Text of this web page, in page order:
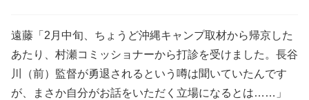
遠藤「2月中旬、ちょうど沖縄キャンプ取材から帰京した
あたり、村瀬コミッショナーから打診を受けました。長谷
川（前）監督が勇退されるという噂は聞いていたんです
が、まさか自分がお話をいただく立場になるとは……」